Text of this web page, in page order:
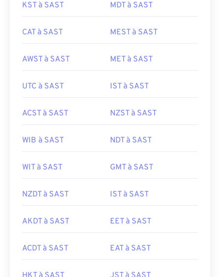
KST à SAST MDT à SAST
CAT à SAST MEST à SAST
AWST à SAST MET à SAST
UTC à SAST IST à SAST
ACST à SAST NZST à SAST
WIB à SAST NDT à SAST
WIT à SAST GMT à SAST
NZDT à SAST IST à SAST
AKDT à SAST EET à SAST
ACDT à SAST EAT à SAST